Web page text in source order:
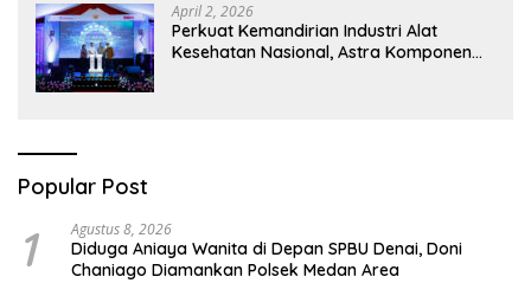
April 2, 2026
Perkuat Kemandirian Industri Alat
Kesehatan Nasional, Astra Komponen
Popular Post
1 Agustus 8, 2026
Diduga Aniaya Wanita di Depan SPBU Denai, Doni
Chaniago Diamankan Polsek Medan Area